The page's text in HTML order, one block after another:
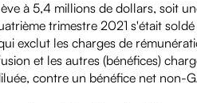
à 5,4 millions de dollars, soit
trimestre 2021 s'était
exclut les charges de
et les autres (bénéfices)
contre un bénéfice net non-